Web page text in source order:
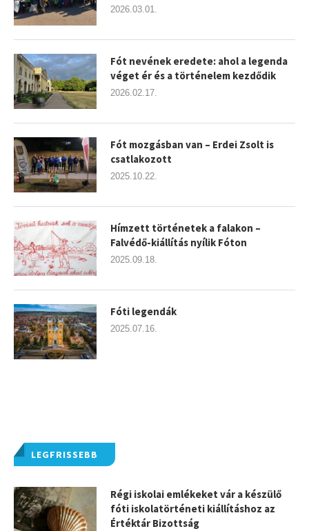
LEGFRISSEBB
Régi iskolai emlékeket vár a készülő
fóti iskolatörténeti kiállításhoz az
Értéktár Bizottság
2026.03.01.
Fót nevének eredete: ahol a legenda
véget ér és a történelem kezdődik
2026.02.17.
Fót mozgásban van – Erdei Zsolt is
csatlakozott
2025.10.22.
Hímzett történetek a falakon –
Falvédő-kiállítás nyílik Fóton
2025.09.18.
Fóti legendák
2025.07.16.